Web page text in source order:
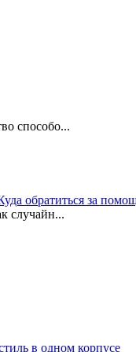
способо...
обратиться за
случайн...
в одном корпусе